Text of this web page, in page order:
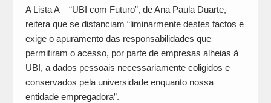
A Lista A – “UBI com Futuro”, de Ana Paula Duarte,
reitera que se distanciam “liminarmente destes factos e
exige o apuramento das responsabilidades que
permitiram o acesso, por parte de empresas alheias à
UBI, a dados pessoais necessariamente coligidos e
conservados pela universidade enquanto nossa
entidade empregadora”.